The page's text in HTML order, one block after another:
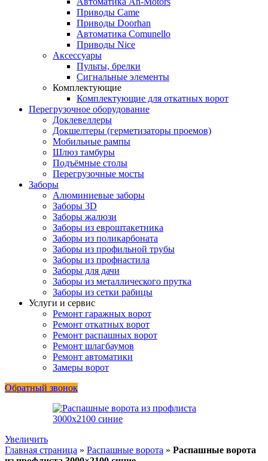
Приводы Came
Приводы Doorhan
Автоматика Comunello
Приводы Nice
Аксессуары
Пульты, брелки
Сигнальные элементы
Комплектующие
Комплектующие для откатных ворот
Перегрузочное оборудование
Доклевеллеры
Докшелтеры (герметизаторы проемов)
Мобильные рампы
Шлюз тамбуры
Подъёмные столы
Перегрузочные мосты
Заборы
Алюминиевые заборы
Заборы 3D
Заборы жалюзи
Заборы из евроштакетника
Заборы из поликарбоната
Заборы из профильной трубы
Заборы из профнастила
Заборы для дачи
Заборы из металлического прутка
Заборы из сетки рабицы
Услуги и сервис
Ремонт гаражных ворот
Ремонт откатных ворот
Ремонт распашных ворот
Ремонт шлагбаумов
Ремонт автоматики
Замеры ворот
Обратный звонок
Увеличить
Главная страница » Распашные ворота » Распашные ворота